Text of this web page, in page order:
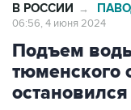
В РОССИИ →
06:56, 4 июня 2024
Подъем
тюменского
остановился